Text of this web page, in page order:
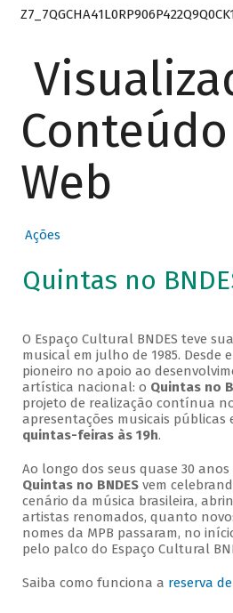
Web
Ações
Quintas no
O Espaço Cultural BNDES teve
musical em julho de 1985. Desde
pioneiro no apoio ao
artística nacional: o Quintas no
projeto de realização contínua
apresentações musicais públicas
quintas-feiras às 19h.
Ao longo dos seus quase 30 anos
Quintas no BNDESvem
cenário da música brasileira,
artistas renomados, quanto
nomes da MPB passaram, no
pelo palco do Espaço Cultural
Saiba como funciona a reserva